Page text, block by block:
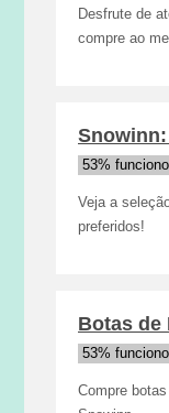
Desfrute de
compre ao
Snowinn:
53%
Veja a
preferidos!
Botas de
53%
Compre